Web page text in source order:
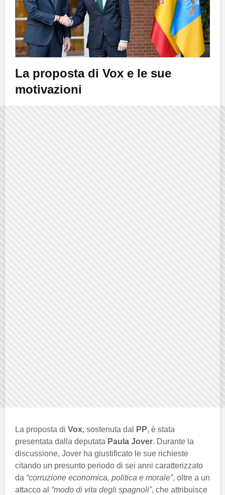
La proposta di Vox e le sue
motivazioni
La proposta di Vox, sostenuta dal PP, è stata
presentata dalla deputata Paula Jover. Durante la
discussione, Jover ha giustificato le sue richieste
citando un presunto periodo di sei anni caratterizzato
da “corruzione economica, politica e morale”, oltre a un
attacco al “modo di vita degli spagnoli”, che attribuisce